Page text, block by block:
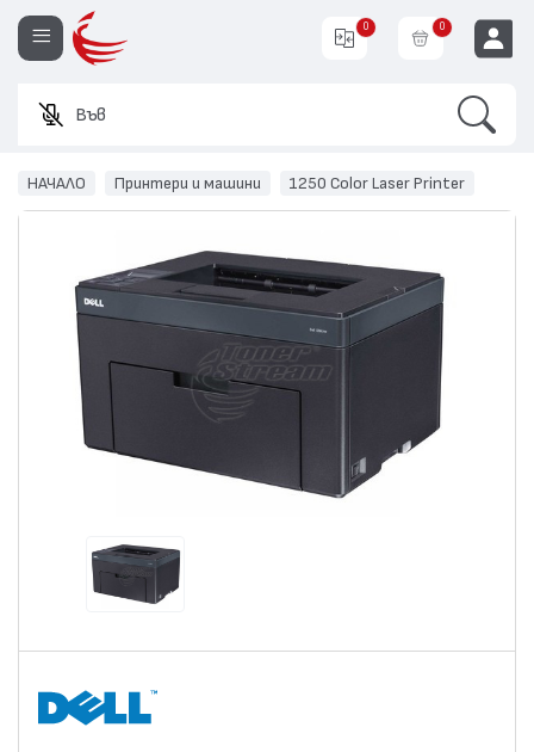
Въведете
0 0
НАЧАЛО Принтери и машини 1250 Color Laser Printer